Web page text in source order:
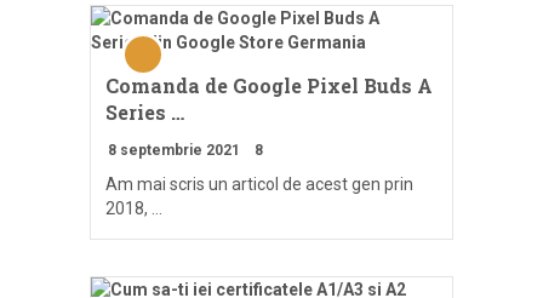
Comanda de Google Pixel Buds A
Series …
8 septembrie 2021 8
Am mai scris un articol de acest gen prin
2018, …